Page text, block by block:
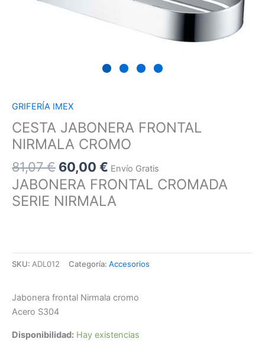
GRIFERÍA IMEX
CESTA JABONERA FRONTAL
NIRMALA CROMO
81,07€ 60,00 € Envío Gratis
JABONERA FRONTAL CROMADA
SERIE NIRMALA
SKU: ADL012 Categoría: Accesorios
Jabonera frontal Nirmala cromo
Acero S304
Disponibilidad: Hay existencias